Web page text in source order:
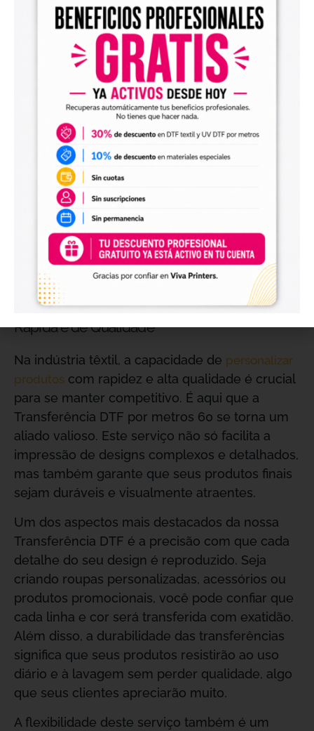
máquinas de grande formato DTF e UV DTF, o
que nos permite processar e enviar pedidos de
até 30 metros no mesmo dia, se recebidos
antes das 12:00.
5. Opções de Envio:
Envio Prioritário:Com a opção “Priorizar
meu pedido”, você pode garantir que seu
pedido saia no mesmo dia em que é feito.
Prazos de Entrega Flexíveis:
envio em 24 e 72 horas, além de entregas
diretas no mesmo dia e aos sábados (com
contato prévio).
Transferência de DTF por metro 60 – A
Solução Ideal para Personalização Têxtil
Rápida e de Qualidade
Na indústria têxtil, a capacidade de personalizar
produtos com rapidez e alta qualidade é crucial
para se manter competitivo. É aqui que a
Transferência DTF por metros 60 se torna um
aliado valioso. Este serviço não só facilita a
impressão de designs complexos e detalhados,
mas também garante que seus produtos finais
sejam duráveis e visualmente atraentes.
Um dos aspectos mais destacados da nossa
Transferência DTF é a precisão com que cada
detalhe do seu design é reproduzido. Seja
criando roupas personalizadas, acessórios ou
produtos promocionais, você pode confiar que
cada linha e cor será transferida com exatidão.
Além disso, a durabilidade das transferências
significa que seus produtos resistirão ao uso
diário e à lavagem sem perder qualidade, algo
que seus clientes apreciarão muito.
A flexibilidade deste serviço também é um